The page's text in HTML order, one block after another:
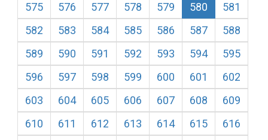
575
576 577 578 579 580
581
582
583 584 585 586 587
588
589
590 591 592 593 594
595
596
597 598 599 600 601
602
603
604 605 606 607 608
609
610
611 612 613 614 615
616